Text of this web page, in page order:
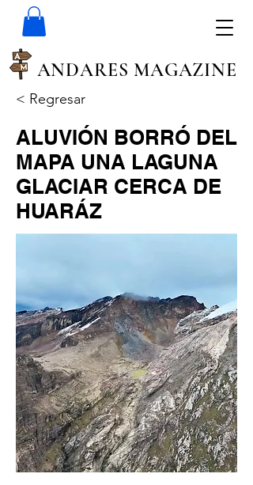
ANDARES MAGAZINE
< Regresar
ALUVIÓN BORRÓ DEL
MAPA UNA LAGUNA
GLACIAR CERCA DE
HUARÁZ